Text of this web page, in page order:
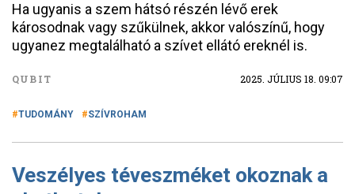
Ha ugyanis a szem hátsó részén lévő erek
károsodnak vagy szűkülnek, akkor valószínű, hogy
ugyanez megtalálható a szívet ellátó ereknél is.
QUBIT 2025. JÚLIUS 18. 09:07
TUDOMÁNY SZÍVROHAM
Veszélyes téveszméket okoznak a